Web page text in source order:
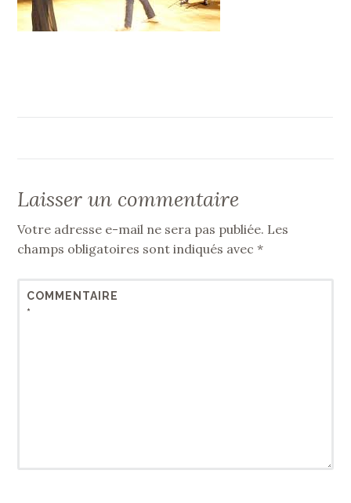
Laisser un commentaire
Votre adresse e-mail ne sera pas publiée. Les
champs obligatoires sont indiqués avec*
COMMENTAIRE
*